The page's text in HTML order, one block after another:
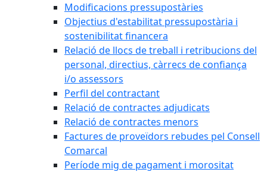
Modificacions pressupostàries
Objectius d'estabilitat pressupostària i
sostenibilitat financera
Relació de llocs de treball i retribucions del
personal, directius, càrrecs de confiança
i/o assessors
Perfil del contractant
Relació de contractes adjudicats
Relació de contractes menors
Factures de proveïdors rebudes pel Consell
Comarcal
Període mig de pagament i morositat